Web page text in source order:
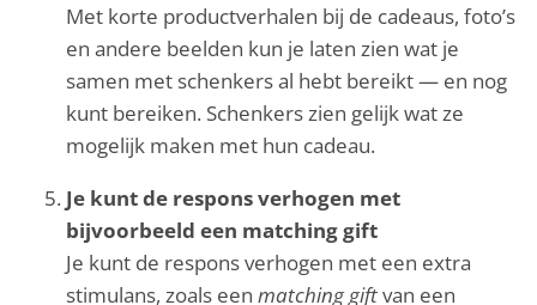
Met korte productverhalen bij de cadeaus, foto’s
en andere beelden kun je laten zien wat je
samen met schenkers al hebt bereikt — en nog
kunt bereiken. Schenkers zien gelijk wat ze
mogelijk maken met hun cadeau.
Je kunt de respons verhogen met
bijvoorbeeld een matching gift
Je kunt de respons verhogen met een extra
stimulans, zoals een matching giftvan een